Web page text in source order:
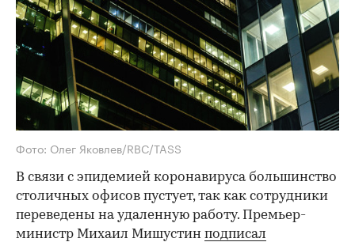
Фото: Олег Яковлев/RBC/TASS
В связи с эпидемией коронавируса большинство
столичных офисов пустует, так как сотрудники
переведены на удаленную работу. Премьер-
министр Михаил Мишустин подписал